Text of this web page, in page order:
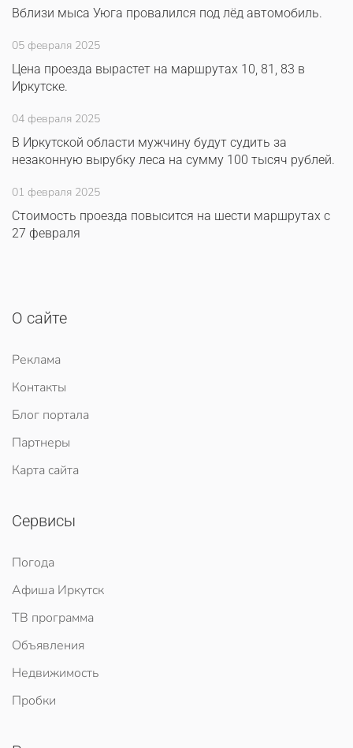
Вблизи мыса Уюга провалился под лёд автомобиль.
05 февраля 2025
Цена проезда вырастет на маршрутах 10, 81, 83 в
Иркутске.
04 февраля 2025
В Иркутской области мужчину будут судить за
незаконную вырубку леса на сумму 100 тысяч рублей.
01 февраля 2025
Стоимость проезда повысится на шести маршрутах с
27 февраля
О сайте
Реклама
Контакты
Блог портала
Партнеры
Карта сайта
Сервисы
Погода
Афиша Иркутск
ТВ программа
Объявления
Недвижимость
Пробки